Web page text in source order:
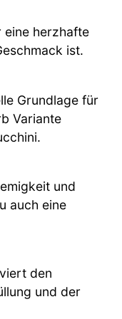
eine herzhafte
ist.
Grundlage für
Variante
und
auch eine
den
und der